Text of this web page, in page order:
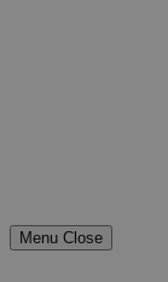
Menu Close